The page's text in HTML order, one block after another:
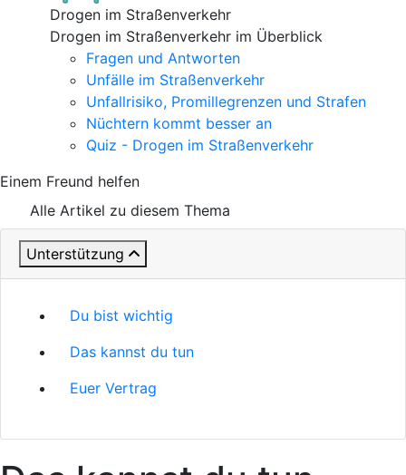
Drogen im Straßenverkehr
Drogen im Straßenverkehr im Überblick
Fragen und Antworten
Unfälle im Straßenverkehr
Unfallrisiko, Promillegrenzen und Strafen
Nüchtern kommt besser an
Quiz - Drogen im Straßenverkehr
Einem Freund helfen
Alle Artikel zu diesem Thema
Unterstützung
Du bist wichtig
Das kannst du tun
Euer Vertrag